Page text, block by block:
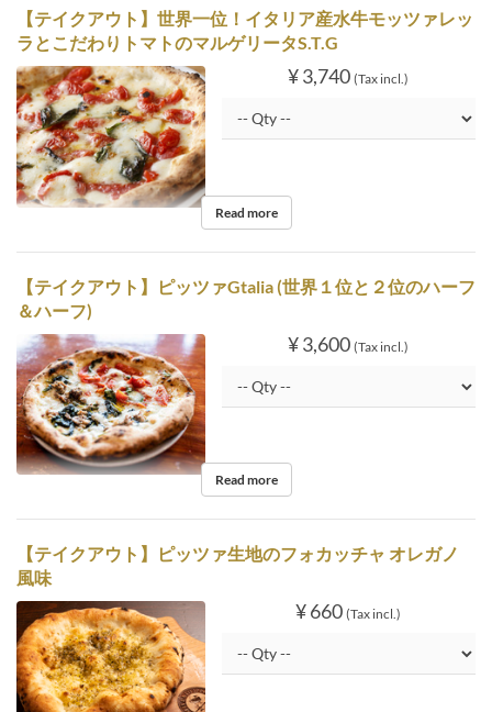
【テイクアウト】世界一位！イタリア産水牛モッツァレッ
ラとこだわりトマトのマルゲリータS.T.G
¥ 3,740 (Tax incl.)
Read more
【テイクアウト】ピッツァGtalia (世界１位と２位のハーフ
＆ハーフ)
¥ 3,600 (Tax incl.)
Read more
【テイクアウト】ピッツァ生地のフォカッチャ オレガノ
風味
¥ 660 (Tax incl.)